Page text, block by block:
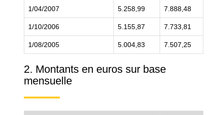
1/04/2007 5.258,99 7.888,48
1/10/2006 5.155,87 7.733,81
1/08/2005 5.004,83 7.507,25
2. Montants en euros sur base
mensuelle